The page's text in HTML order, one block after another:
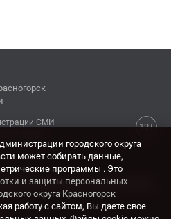
12+
СМИ
область, г. Красногорск,
городского округа
может собирать данные,
программы . Это
и защиты персональных
округа Красногорск
работу с сайтом, Вы даете свое